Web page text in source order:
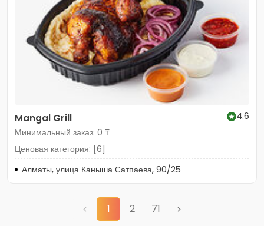
Mangal Grill
4.6
Минимальный заказ: 0 ₸
Ценовая категория: [6]
Алматы, улица Каныша Сатпаева, 90/25
1 2 71